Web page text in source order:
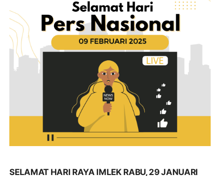
SELAMAT HARI RAYA IMLEK RABU, 29 JANUARI